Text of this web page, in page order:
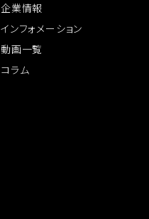
企業情報
インフォメーション
動画一覧
コラム